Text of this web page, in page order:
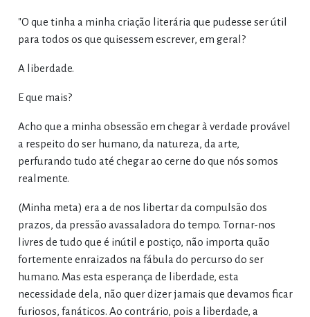
"O que tinha a minha criação literária que pudesse ser útil
para todos os que quisessem escrever, em geral?
A liberdade.
E que mais?
Acho que a minha obsessão em chegar à verdade provável
a respeito do ser humano, da natureza, da arte,
perfurando tudo até chegar ao cerne do que nós somos
realmente.
(Minha meta) era a de nos libertar da compulsão dos
prazos, da pressão avassaladora do tempo. Tornar-nos
livres de tudo que é inútil e postiço, não importa quão
fortemente enraizados na fábula do percurso do ser
humano. Mas esta esperança de liberdade, esta
necessidade dela, não quer dizer jamais que devamos ficar
furiosos, fanáticos. Ao contrário, pois a liberdade, a